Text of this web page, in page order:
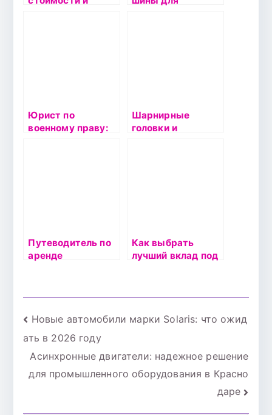
Юрист по
военному праву:
Шарнирные
головки и
Путеводитель по
аренде
решение для
своих нужд
Как выбрать
лучший вклад под
Навигация
по
записям
Новые автомобили марки Solaris: что ожид
ать в 2026 году
Асинхронные двигатели: надежное решение
для промышленного оборудования в Красно
даре